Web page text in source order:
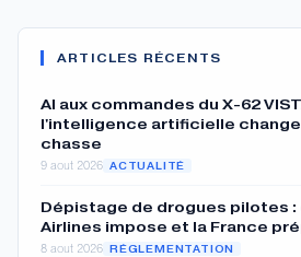
ARTICLES RÉCENTS
AI aux commandes du X-62
l'intelligence artificielle
chasse
9 aout 2026 ACTUALITÉ
Dépistage de drogues pilotes :
Airlines impose et la France
8 aout 2026 RÉGLEMENTATION